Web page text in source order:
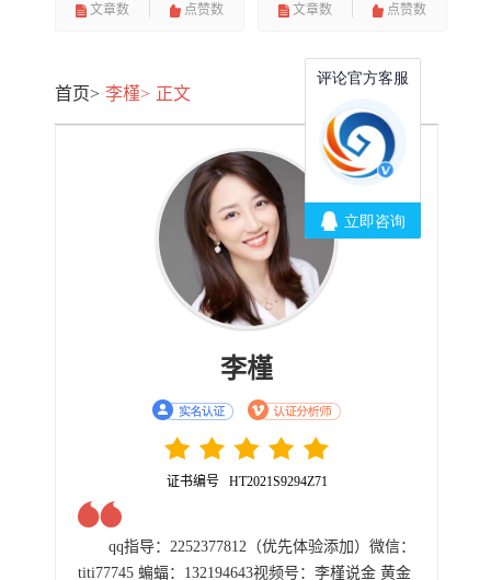
文章数 点赞数 文章数 点赞数
首页> 李槿> 正文
李槿
证书编号 HT2021S9294Z71
qq指导：2252377812（优先体验添加）微信：
titi77745 蝙蝠：132194643视频号：李槿说金 黄金